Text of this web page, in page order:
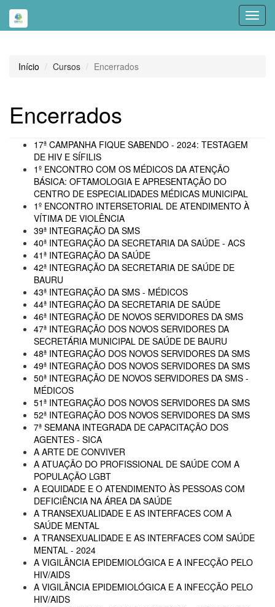
Início Cursos Encerrados
Encerrados
17ª CAMPANHA FIQUE SABENDO - 2024: TESTAGEM
DE HIV E SÍFILIS
1º ENCONTRO COM OS MÉDICOS DA ATENÇÃO
BÁSICA: OFTAMOLOGIA E APRESENTAÇÃO DO
CENTRO DE ESPECIALIDADES MÉDICAS MUNICIPAL
1º ENCONTRO INTERSETORIAL DE ATENDIMENTO À
VÍTIMA DE VIOLÊNCIA
39ª INTEGRAÇÃO DA SMS
40ª INTEGRAÇÃO DA SECRETARIA DA SAÚDE - ACS
41ª INTEGRAÇÃO DA SAÚDE
42ª INTEGRAÇÃO DA SECRETARIA DE SAÚDE DE
BAURU
43ª INTEGRAÇÃO DA SMS - MÉDICOS
44ª INTEGRAÇÃO DA SECRETARIA DE SAÚDE
46ª INTEGRAÇÃO DE NOVOS SERVIDORES DA SMS
47ª INTEGRAÇÃO DOS NOVOS SERVIDORES DA
SECRETÁRIA MUNICIPAL DE SAÚDE DE BAURU
48ª INTEGRAÇÃO DOS NOVOS SERVIDORES DA SMS
49ª INTEGRAÇÃO DOS NOVOS SERVIDORES DA SMS
50ª INTEGRAÇÃO DE NOVOS SERVIDORES DA SMS -
MÉDICOS
51ª INTEGRAÇÃO DOS NOVOS SERVIDORES DA SMS
52ª INTEGRAÇÃO DOS NOVOS SERVIDORES DA SMS
7ª SEMANA INTEGRADA DE CAPACITAÇÃO DOS
AGENTES - SICA
A ARTE DE CONVIVER
A ATUAÇÃO DO PROFISSIONAL DE SAÚDE COM A
POPULAÇÃO LGBT
A EQUIDADE E O ATENDIMENTO ÀS PESSOAS COM
DEFICIÊNCIA NA ÁREA DA SAÚDE
A TRANSEXUALIDADE E AS INTERFACES COM A
SAÚDE MENTAL
A TRANSEXUALIDADE E AS INTERFACES COM SAÚDE
MENTAL - 2024
A VIGILÂNCIA EPIDEMIOLÓGICA E A INFECÇÃO PELO
HIV/AIDS
A VIGILÂNCIA EPIDEMIOLÓGICA E A INFECÇÃO PELO
HIV/AIDS